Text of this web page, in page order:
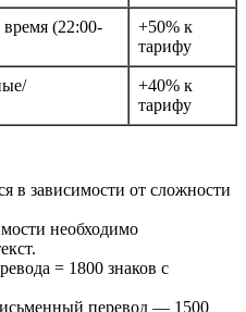
(22:00-
+50% к
тарифу
+40% к
тарифу
в зависимости от сложности
необходимо
= 1800 знаков с
перевод — 1500